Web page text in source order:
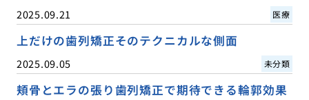
2025.09.21 医療
上だけの歯列矯正そのテクニカルな側面
2025.09.05 未分類
頬骨とエラの張り歯列矯正で期待できる輪郭効果